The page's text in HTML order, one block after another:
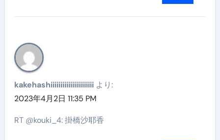
kakehashiiiiiiiiiiiiiiiiiiiiii より:
2023年4月2日 11:35 PM
RT @kouki_4: 掛橋沙耶香